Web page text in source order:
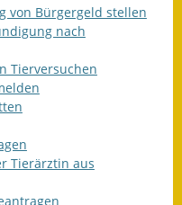
und Wohnen
Wasser/Abwasser
von Bürgergeld stellen
nach
Tierversuchen
Tierärztin aus